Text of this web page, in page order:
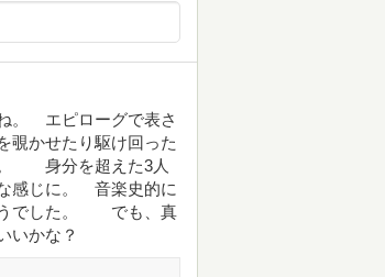
。 エピローグで表さ
覗かせたり駆け回った
。 身分を超えた3人
感じに。 音楽史的に
うでした。 でも、真
いかな？